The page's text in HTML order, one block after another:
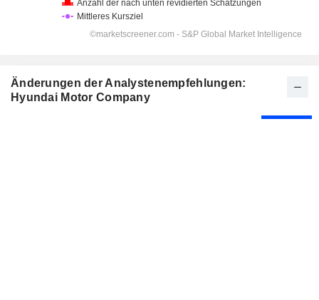
Änderungen der Analystenempfehlungen:
Hyundai Motor Company